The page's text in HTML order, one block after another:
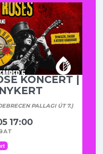
KONCERT |
PALLAGI ÚT 7.)
17:00